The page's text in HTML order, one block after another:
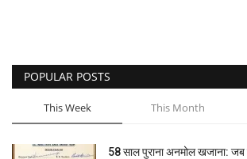
POPULAR POSTS
This Week This Month
58 साल पुराना अनमोल खजाना: